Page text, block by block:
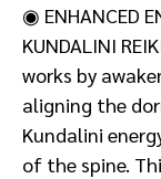
◉ ENHANCED
KUNDALINI
works by
aligning the
Kundalini
of the spine.